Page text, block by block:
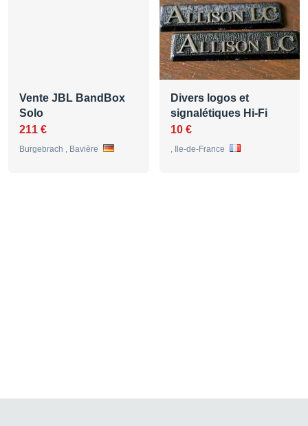
Vente JBL BandBox
Solo
211 €
Burgebrach , Bavière
Divers logos et
signalétiques Hi-Fi
10 €
, Ile-de-France